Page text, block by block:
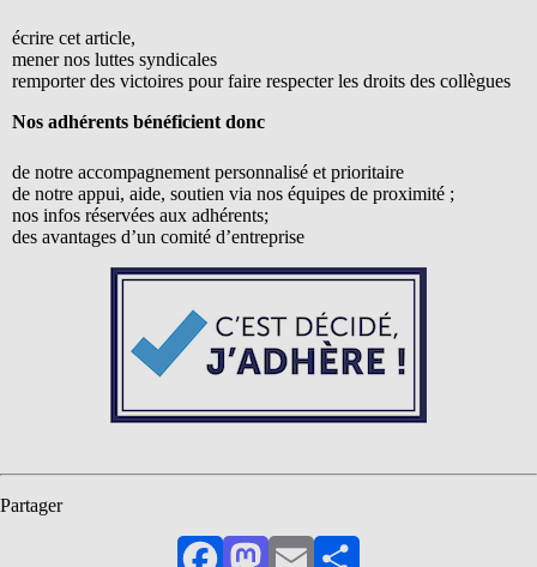
écrire cet article,
mener nos luttes syndicales
remporter des victoires pour faire respecter les droits des collègues
Nos adhérents bénéficient donc
de notre accompagnement personnalisé et prioritaire
de notre appui, aide, soutien via nos équipes de proximité ;
nos infos réservées aux adhérents;
des avantages d’un comité d’entreprise
Partager